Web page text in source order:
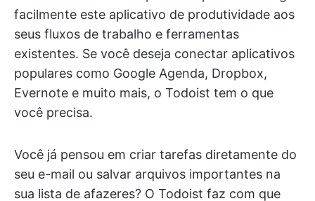
facilmente este aplicativo de produtividade aos
seus fluxos de trabalho e ferramentas
existentes. Se você deseja conectar aplicativos
populares como Google Agenda, Dropbox,
Evernote e muito mais, o Todoist tem o que
você precisa.
Você já pensou em criar tarefas diretamente do
seu e-mail ou salvar arquivos importantes na
sua lista de afazeres? O Todoist faz com que